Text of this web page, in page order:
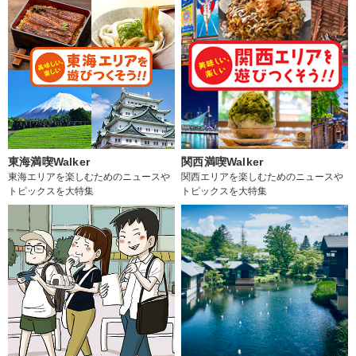
東海満喫Walker
東海エリアを楽しむためのニュースや
トピックスを大特集
関西満喫Walker
関西エリアを楽しむためのニュースや
トピックスを大特集